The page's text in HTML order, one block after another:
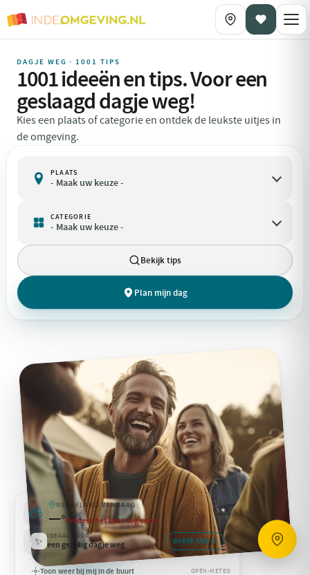
DAGJE WEG · 1001 TIPS
1001 ideeën en tips. Voor een
geslaagd dagje weg!
Kies een plaats of categorie en ontdek de leukste uitjes in
de omgeving.
 PLAATS
- Maak uw keuze -
CATEGORIE
- Maak uw keuze -
Bekijk tips
Plan mijn dag
⛅ NEDERLAND·VANDAAG
—°Probeer het later nog eens.
✨ IDEAAL VOOR
een gezellig dagje weg Bekijk tips
Toon weer bij mij in de buurt OPEN-METEO